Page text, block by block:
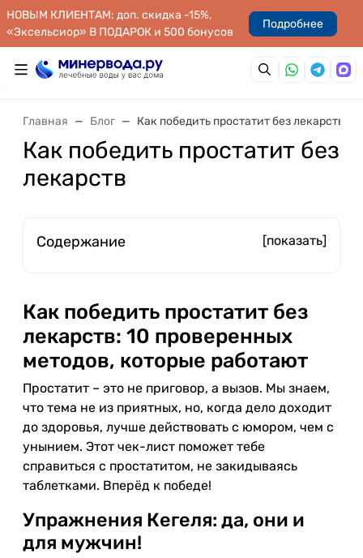
НОВЫМ КЛИЕНТАМ: доп. скидка -15%,
«Эксельсиор» В ПОДАРОК и 500 бонусов
Подробнее
Главная Блог Как победить простатит без лекарств
Как победить простатит без
лекарств
Содержание [показать]
Как победить простатит без
лекарств: 10 проверенных
методов, которые работают
Простатит – это не приговор, а вызов. Мы знаем,
что тема не из приятных, но, когда дело доходит
до здоровья, лучше действовать с юмором, чем с
унынием. Этот чек-лист поможет тебе
справиться с простатитом, не закидываясь
таблетками. Вперёд к победе!
Упражнения Кегеля: да, они и
для мужчин!